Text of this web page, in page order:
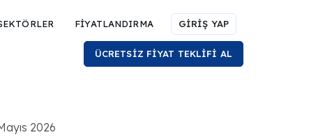
FİYATLANDIRMA GİRİŞ YAP
ÜCRETSİZ FİYAT TEKLİFİ AL
2026